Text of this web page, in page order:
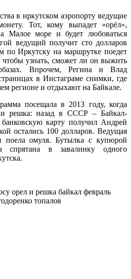
в иркутском аэропорту ведущие
Тот, кому выпадет «орёл»,
Малое море и будет любоваться
ведущий получит сто долларов
по Иркутску на маршрутке поедет
узнать, сможет ли он выжить
Впрочем, Регина и Влад
в Инстаграме снимки, где
регионе и отдыхают на Байкале.
посещала в 2013 году, когда
решка: назад в СССР – Байкал-
карту получил Андрей
остались 100 долларов. Ведущая
поела омуля. Бутылка с купюрой
в завалинку одного